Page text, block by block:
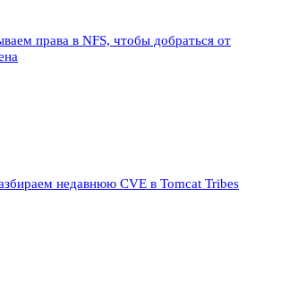
права в NFS, чтобы добраться от
недавнюю CVE в Tomcat Tribes